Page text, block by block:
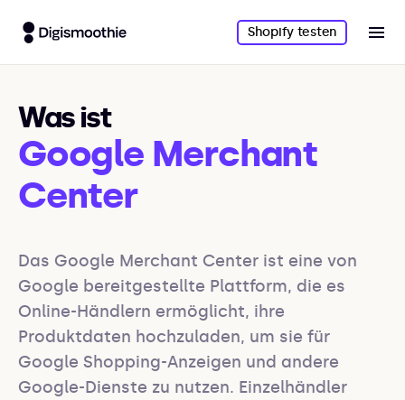
Shopify testen
Was ist
Google Merchant
Center
Das Google Merchant Center ist eine von
Google bereitgestellte Plattform, die es
Online-Händlern ermöglicht, ihre
Produktdaten hochzuladen, um sie für
Google Shopping-Anzeigen und andere
Google-Dienste zu nutzen. Einzelhändler